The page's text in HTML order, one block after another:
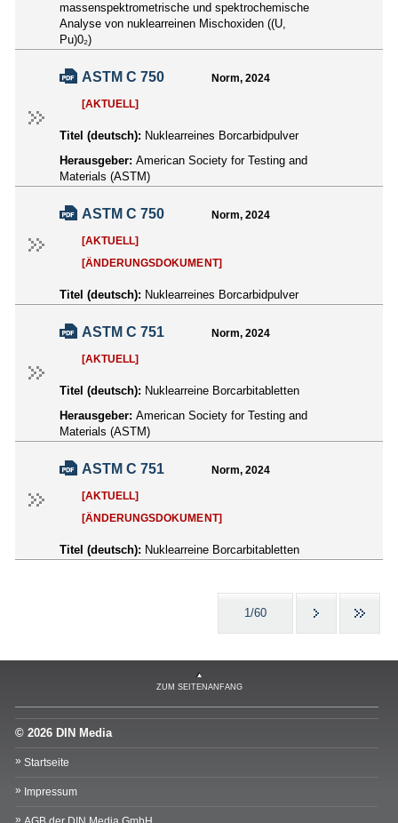
massenspektrometrische und spektrochemische
Analyse von nuklearreinen Mischoxiden ((U,
Pu)0₂)
ASTM C 750 Norm, 2024
[AKTUELL]
Titel (deutsch): Nuklearreines Borcarbidpulver
Herausgeber: American Society for Testing and
Materials (ASTM)
ASTM C 750 Norm, 2024
[AKTUELL]
[ÄNDERUNGSDOKUMENT]
Titel (deutsch): Nuklearreines Borcarbidpulver
ASTM C 751 Norm, 2024
[AKTUELL]
Titel (deutsch): Nuklearreine Borcarbitabletten
Herausgeber: American Society for Testing and
Materials (ASTM)
ASTM C 751 Norm, 2024
[AKTUELL]
[ÄNDERUNGSDOKUMENT]
Titel (deutsch): Nuklearreine Borcarbitabletten
1/60
ZUM SEITENANFANG
© 2026 DIN Media
Startseite
Impressum